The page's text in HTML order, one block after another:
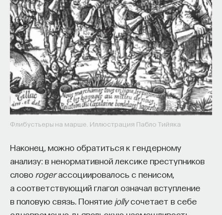
Флибустьеры на марше. Иллюстрация Пабло Тийяка
Наконец, можно обратиться к гендерному
анализу: в ненормативной лексике преступников
слово rogerассоциировалось с пенисом,
а соответствующий глагол означал вступление
в половую связь. Понятие jollyсочетает в себе